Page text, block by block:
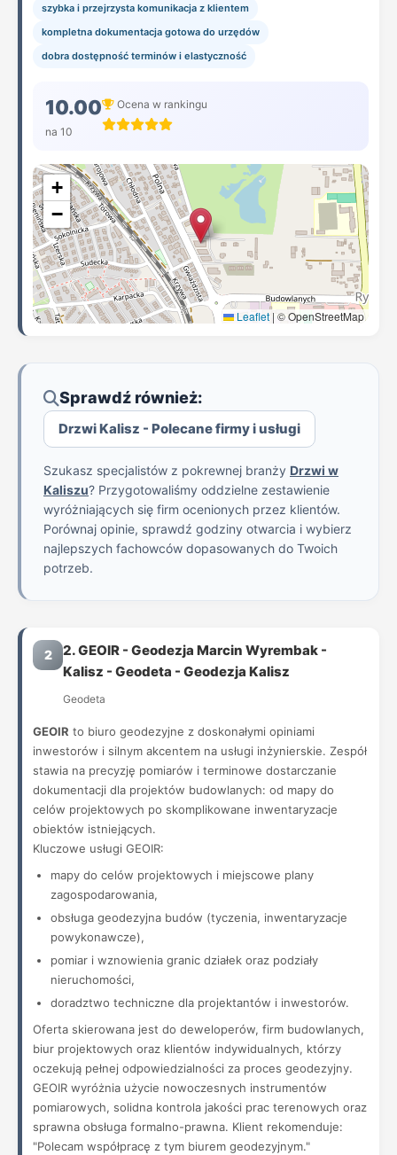
szybka i przejrzysta komunikacja z klientem
kompletna dokumentacja gotowa do urzędów
dobra dostępność terminów i elastyczność
10.00
na 10
Ocena w rankingu
+
−
Leaflet | © OpenStreetMap
Sprawdź również:
Drzwi Kalisz - Polecane firmy i usługi
Szukasz specjalistów z pokrewnej branży Drzwi w
Kaliszu? Przygotowaliśmy oddzielne zestawienie
wyróżniających się firm ocenionych przez klientów.
Porównaj opinie, sprawdź godziny otwarcia i wybierz
najlepszych fachowców dopasowanych do Twoich
potrzeb.
2
2. GEOIR - Geodezja Marcin Wyrembak -
Kalisz - Geodeta - Geodezja Kalisz
Geodeta
GEOIR to biuro geodezyjne z doskonałymi opiniami
inwestorów i silnym akcentem na usługi inżynierskie. Zespół
stawia na precyzję pomiarów i terminowe dostarczanie
dokumentacji dla projektów budowlanych: od mapy do
celów projektowych po skomplikowane inwentaryzacje
obiektów istniejących.
Kluczowe usługi GEOIR:
mapy do celów projektowych i miejscowe plany
zagospodarowania,
obsługa geodezyjna budów (tyczenia, inwentaryzacje
powykonawcze),
pomiar i wznowienia granic działek oraz podziały
nieruchomości,
doradztwo techniczne dla projektantów i inwestorów.
Oferta skierowana jest do deweloperów, firm budowlanych,
biur projektowych oraz klientów indywidualnych, którzy
oczekują pełnej odpowiedzialności za proces geodezyjny.
GEOIR wyróżnia użycie nowoczesnych instrumentów
pomiarowych, solidna kontrola jakości prac terenowych oraz
sprawna obsługa formalno-prawna. Klient rekomenduje:
"Polecam współpracę z tym biurem geodezyjnym."